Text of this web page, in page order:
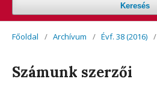
Keresés
Főoldal / Archívum / Évf. 38 (2016) /
Számunk szerzői